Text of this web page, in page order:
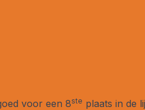
voor een 8ste plaats in de